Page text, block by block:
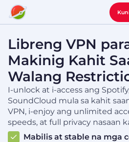
Libreng VPN
Makinig Kahit
Walang
I-unlock at i-access ang
SoundCloud mula sa kahit
VPN, i-enjoy ang unlimited
speeds, at full privacy nasaan
Mabilis at stable na mga